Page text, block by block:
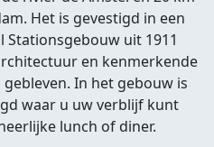
Het is gevestigd in een
uit 1911
en kenmerkende
In het gebouw is
waar u uw verblijf kunt
lunch of diner.